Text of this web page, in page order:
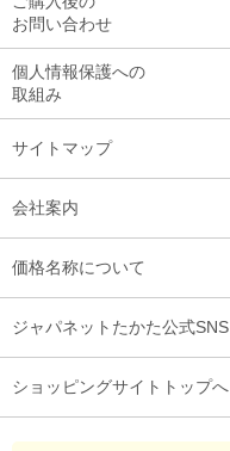
お問い合わせ
個人情報保護への
取組み
サイトマップ
会社案内
価格名称について
ジャパネットたかた公式SNS
ショッピングサイトトップへ